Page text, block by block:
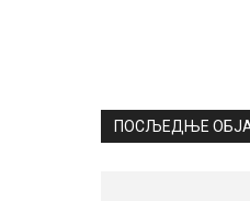
ПОСЉЕДЊЕ